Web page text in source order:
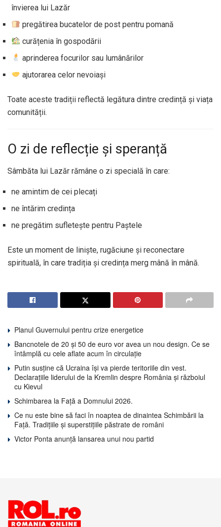
învierea lui Lazăr
pregătirea bucatelor de post pentru pomană
curățenia în gospodării
aprinderea focurilor sau lumânărilor
ajutorarea celor nevoiași
Toate aceste tradiții reflectă legătura dintre credință și viața
comunității.
O zi de reflecție și speranță
Sâmbăta lui Lazăr rămâne o zi specială în care:
ne amintim de cei plecați
ne întărim credința
ne pregătim sufletește pentru Paștele
Este un moment de liniște, rugăciune și reconectare
spirituală, în care tradiția și credința merg mână în mână.
Planul Guvernului pentru crize energetice
Bancnotele de 20 și 50 de euro vor avea un nou design. Ce se
întâmplă cu cele aflate acum în circulație
Putin susține că Ucraina își va pierde teritoriile din vest.
Declarațiile liderului de la Kremlin despre România și războiul
cu Kievul
Schimbarea la Față a Domnului 2026.
Ce nu este bine să faci în noaptea de dinaintea Schimbării la
Față. Tradițiile și superstițiile păstrate de români
Victor Ponta anunță lansarea unui nou partid